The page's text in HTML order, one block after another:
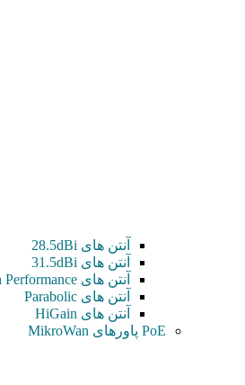
آنتن های 28.5dBi
آنتن های 31.5dBi
آنتن های High Performance
آنتن های Parabolic
آنتن های HiGain
PoE پاورهای MikroWan